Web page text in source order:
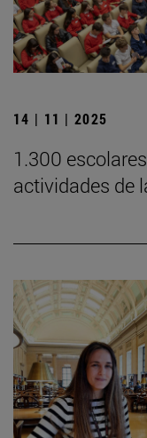
14 | 11 | 2025
1.300
actividades de